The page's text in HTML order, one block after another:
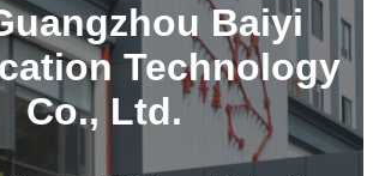
Baiyi
Technology
Co., Ltd.